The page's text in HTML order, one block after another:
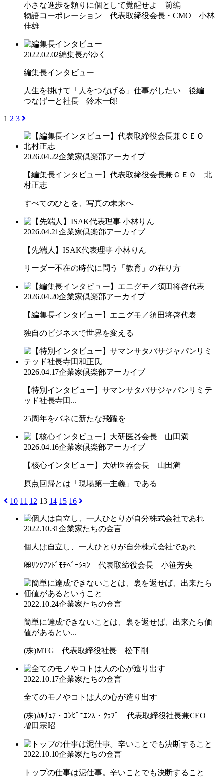
小さな進歩を頼りに個として覚醒せよ 前編
物語コーポレーション 代表取締役会長・CMO 小林
佳雄
2022.02.02編集長がゆく！
編集長インタビュー
人生を掛けて「人をつなげる」仕事がしたい 後編
つなげーと社長 鈴木一郎
1 2 3
2026.04.22企業家倶楽部アーカイブ
【編集長インタビュー】代表取締役会長兼ＣＥＯ 北
村正志
すべてのひとを、写真の未来へ
2026.04.21企業家倶楽部アーカイブ
【先端人】ISAK代表理事 小林りん
リーダー不在の時代に問う「教育」の在り方
2026.04.20企業家倶楽部アーカイブ
【編集長インタビュー】エニグモ／須田将啓代表
独自のビジネスで世界を変える
2026.04.17企業家倶楽部アーカイブ
【特別インタビュー】サマンサタバサジャパンリミテ
ッド社長寺田...
25周年をバネに新たな飛躍を
2026.04.16企業家倶楽部アーカイブ
【核心インタビュー】大研医器会長 山田満
原点回帰とは「現場第一主義」である
10 11 12 13 14 15 16
2022.10.31企業家たちの金言
個人は自立し、一人ひとりが自分株式会社であれ
㈱ﾘﾝｸｱﾝﾄﾞﾓﾁﾍﾞｰｼｮﾝ 代表取締役会長 小笹芳央
2022.10.24企業家たちの金言
簡単に達成できないことは、裏を返せば、出来たら価
値があるとい...
(株)MTG 代表取締役社長 松下剛
2022.10.17企業家たちの金言
全てのモノやコトは人の心が造り出す
(株)ｶﾙﾁｭｱ・ｺﾝﾋﾞﾆｴﾝｽ・ｸﾗﾌﾞ 代表取締役社長兼CEO
増田宗昭
2022.10.10企業家たちの金言
トップの仕事は泥仕事。辛いことでも決断すること